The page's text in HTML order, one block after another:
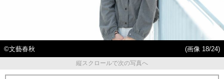
©︎文藝春秋
(画像 18/24)
縦スクロールで次の写真へ